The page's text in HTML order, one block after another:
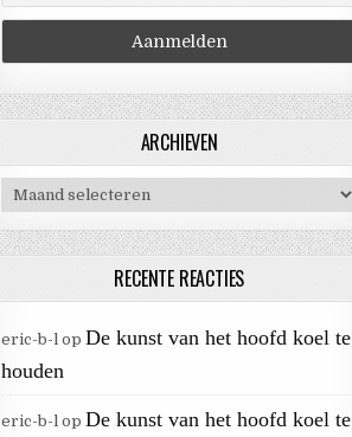
ARCHIEVEN
Archieven
RECENTE REACTIES
eric-b-l opDe kunst van het hoofd koel te
houden
eric-b-l opDe kunst van het hoofd koel te